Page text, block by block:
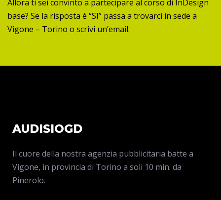
Allora ti sei convinto a partecipare al corso di InDesign
base? Se la risposta è “SI” passa a trovarci in sede a
Vigone – Torino o scrivi un’email.
AUDISIOGD
Il cuore della nostra agenzia pubblicitaria batte a
Vigone, in provincia di Torino a soli 10 min. da
Pinerolo.